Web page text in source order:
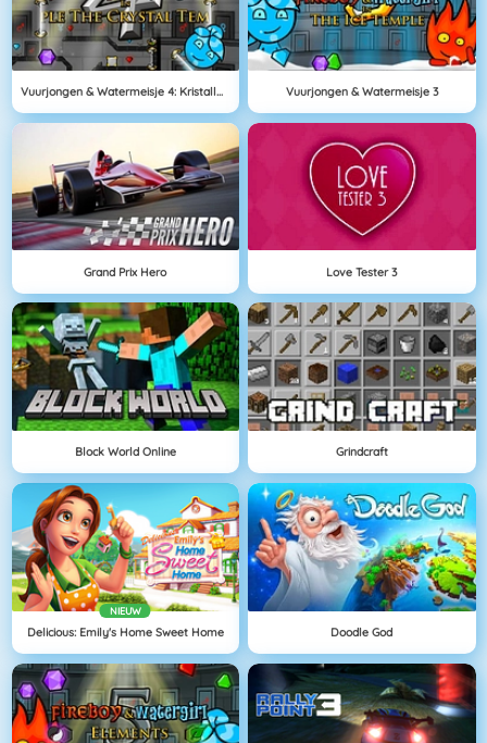
Vuurjongen & Watermeisje 4: Kristallen Tempel Vuurjongen & Watermeisje 3
Grand Prix Hero Love Tester 3
Block World Online Grindcraft
NIEUW
Delicious: Emily's Home Sweet Home Doodle God